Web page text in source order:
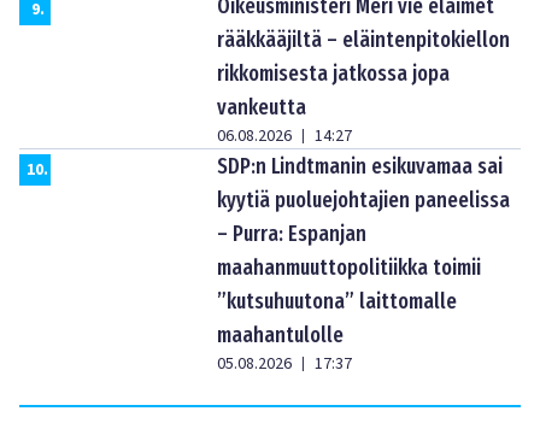
9.
Oikeusministeri Meri vie eläimet
rääkkääjiltä – eläintenpitokiellon
rikkomisesta jatkossa jopa
vankeutta
06.08.2026 | 14:27
10.
SDP:n Lindtmanin esikuvamaa sai
kyytiä puoluejohtajien paneelissa
– Purra: Espanjan
maahanmuuttopolitiikka toimii
”kutsuhuutona” laittomalle
maahantulolle
05.08.2026 | 17:37